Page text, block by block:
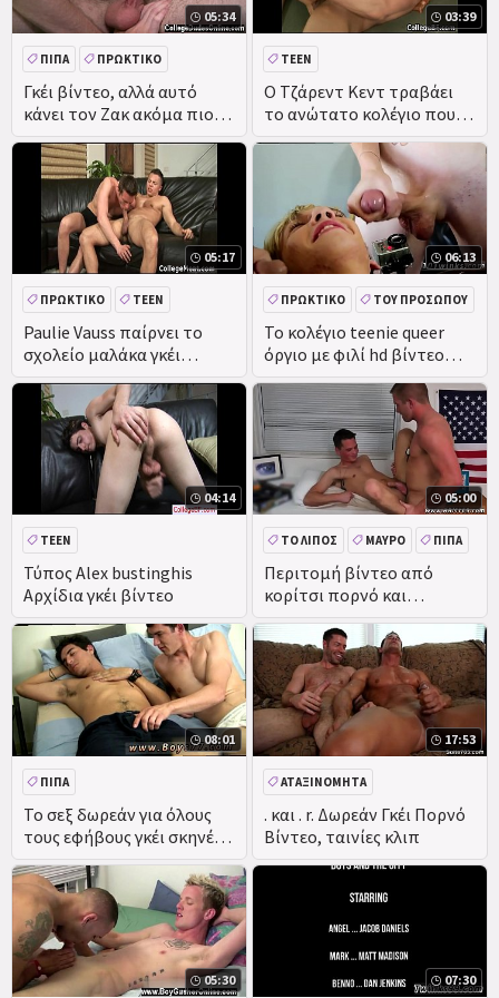
05:34
Γκέι βίντεο, αλλά αυτό
κάνει τον Ζακ ακόμα πιο
άτακτο και σκύβει
ΠΊΠΑ ΠΡΩΚΤΙΚΌ
03:39
Ο Τζάρεντ Κεντ τραβάει
το ανώτατο κολέγιο πουλί
αδερφή κίνηση
TEEN
05:17
Paulie Vauss παίρνει το
σχολείο μαλάκα γκέι
βίντεο
ΠΡΩΚΤΙΚΌ TEEN
06:13
Το κολέγιο teenie queer
όργιο με φιλί hd βίντεο
δωρεάν για όλους και twin
assfucking πισίνα
συνθήματα
ΠΡΩΚΤΙΚΌ ΤΟΥ ΠΡΟΣΏΠΟΥ
04:14
Τύπος Alex bustinghis
Αρχίδια γκέι βίντεο
TEEN
05:00
Περιτομή βίντεο από
κορίτσι πορνό και
τεράστια μαύρη αδερφή
ταινία ζεστό
ΤΟ ΛΊΠΟΣ ΜΑΎΡΟ
ΠΊΠΑ
ΠΡΩΚΤΙΚΌ
08:01
Το σεξ δωρεάν για όλους
τους εφήβους γκέι σκηνές
σεξ βίντεο που άφθονη
ράβδος με το ζόρι
ταιριάζει σε
ΠΊΠΑ
17:53
. και . r. Δωρεάν Γκέι Πορνό
Βίντεο, ταινίες κλιπ
ΑΤΑΞΙΝΌΜΗΤΑ
05:30 07:30